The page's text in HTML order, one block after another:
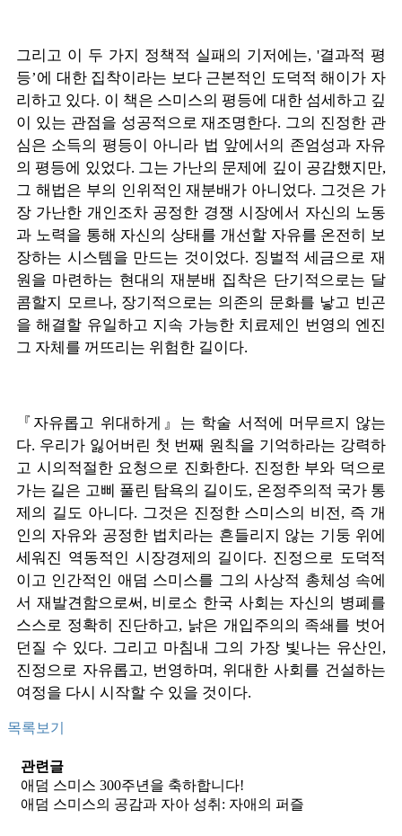
그리고 이 두 가지 정책적 실패의 기저에는, '결과적 평
등’에 대한 집착이라는 보다 근본적인 도덕적 해이가 자
리하고 있다. 이 책은 스미스의 평등에 대한 섬세하고 깊
이 있는 관점을 성공적으로 재조명한다. 그의 진정한 관
심은 소득의 평등이 아니라 법 앞에서의 존엄성과 자유
의 평등에 있었다. 그는 가난의 문제에 깊이 공감했지만,
그 해법은 부의 인위적인 재분배가 아니었다. 그것은 가
장 가난한 개인조차 공정한 경쟁 시장에서 자신의 노동
과 노력을 통해 자신의 상태를 개선할 자유를 온전히 보
장하는 시스템을 만드는 것이었다. 징벌적 세금으로 재
원을 마련하는 현대의 재분배 집착은 단기적으로는 달
콤할지 모르나, 장기적으로는 의존의 문화를 낳고 빈곤
을 해결할 유일하고 지속 가능한 치료제인 번영의 엔진
그 자체를 꺼뜨리는 위험한 길이다.
『자유롭고 위대하게』는 학술 서적에 머무르지 않는
다. 우리가 잃어버린 첫 번째 원칙을 기억하라는 강력하
고 시의적절한 요청으로 진화한다. 진정한 부와 덕으로
가는 길은 고삐 풀린 탐욕의 길이도, 온정주의적 국가 통
제의 길도 아니다. 그것은 진정한 스미스의 비전, 즉 개
인의 자유와 공정한 법치라는 흔들리지 않는 기둥 위에
세워진 역동적인 시장경제의 길이다. 진정으로 도덕적
이고 인간적인 애덤 스미스를 그의 사상적 총체성 속에
서 재발견함으로써, 비로소 한국 사회는 자신의 병폐를
스스로 정확히 진단하고, 낡은 개입주의의 족쇄를 벗어
던질 수 있다. 그리고 마침내 그의 가장 빛나는 유산인,
진정으로 자유롭고, 번영하며, 위대한 사회를 건설하는
여정을 다시 시작할 수 있을 것이다.
목록보기
관련글
애덤 스미스 300주년을 축하합니다!
애덤 스미스의 공감과 자아 성취: 자애의 퍼즐